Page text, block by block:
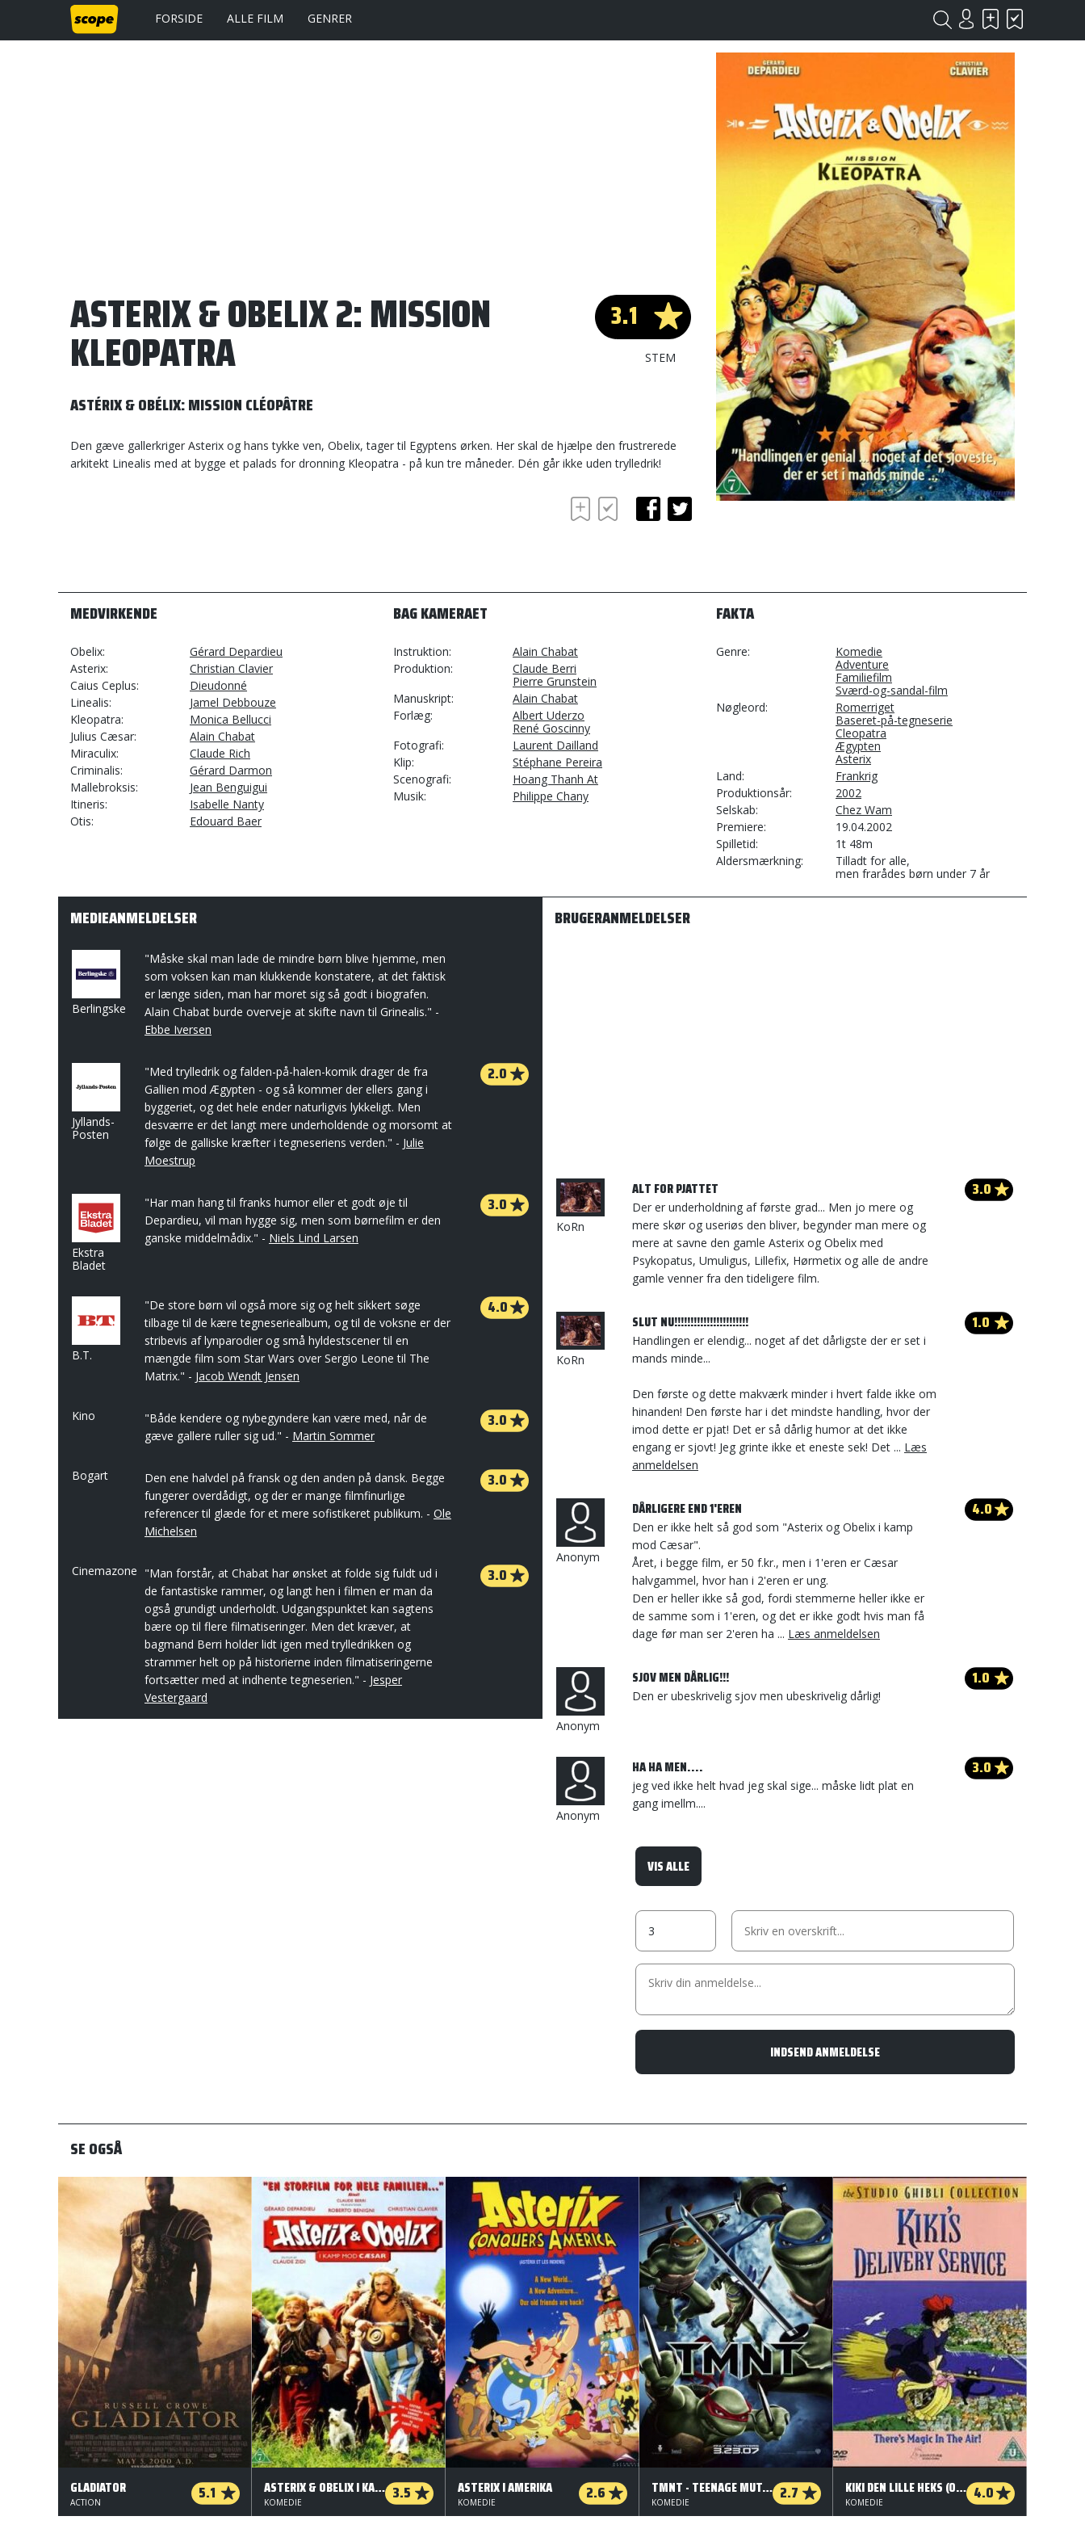
FORSIDE ALLE FILM GENRER
3.1
STEM
ASTERIX & OBELIX 2: MISSION
KLEOPATRA
ASTÉRIX & OBÉLIX: MISSION CLÉOPÂTRE
Den gæve gallerkriger Asterix og hans tykke ven, Obelix, tager til Egyptens ørken. Her skal de hjælpe den frustrerede
arkitekt Linealis med at bygge et palads for dronning Kleopatra - på kun tre måneder. Dén går ikke uden trylledrik!
MEDVIRKENDE
Obelix
Gérard Depardieu
Asterix
Christian Clavier
Caius Ceplus
Dieudonné
Linealis
Jamel Debbouze
Kleopatra
Monica Bellucci
Julius Cæsar
Alain Chabat
Miraculix
Claude Rich
Criminalis
Gérard Darmon
Mallebroksis
Jean Benguigui
Itineris
Isabelle Nanty
Otis
Edouard Baer
BAG KAMERAET
Instruktion
Alain Chabat
Produktion
Claude Berri
Pierre Grunstein
Manuskript
Alain Chabat
Forlæg
Albert Uderzo
René Goscinny
Fotografi
Laurent Dailland
Klip
Stéphane Pereira
Scenografi
Hoang Thanh At
Musik
Philippe Chany
FAKTA
Genre
Komedie
Adventure
Familiefilm
Sværd-og-sandal-film
Nøgleord
Romerriget
Baseret-på-tegneserie
Cleopatra
Ægypten
Asterix
Land
Frankrig
Produktionsår
2002
Selskab
Chez Wam
Premiere
19.04.2002
Spilletid
1t 48m
Aldersmærkning
Tilladt for alle,
men frarådes børn under 7 år
MEDIEANMELDELSER
Berlingske
"Måske skal man lade de mindre børn blive hjemme, men
som voksen kan man klukkende konstatere, at det faktisk
er længe siden, man har moret sig så godt i biografen.
Alain Chabat burde overveje at skifte navn til Grinealis." -
Ebbe Iversen
Jyllands-
Posten
"Med trylledrik og falden-på-halen-komik drager de fra
Gallien mod Ægypten - og så kommer der ellers gang i
byggeriet, og det hele ender naturligvis lykkeligt. Men
desværre er det langt mere underholdende og morsomt at
følge de galliske kræfter i tegneseriens verden." - Julie
Moestrup
2.0
Ekstra
Bladet
"Har man hang til franks humor eller et godt øje til
Depardieu, vil man hygge sig, men som børnefilm er den
ganske middelmådix." - Niels Lind Larsen
3.0
B.T.
"De store børn vil også more sig og helt sikkert søge
tilbage til de kære tegneseriealbum, og til de voksne er der
stribevis af lynparodier og små hyldestscener til en
mængde film som Star Wars over Sergio Leone til The
Matrix." - Jacob Wendt Jensen
4.0
Kino
"Både kendere og nybegyndere kan være med, når de
gæve gallere ruller sig ud." - Martin Sommer
3.0
Bogart
Den ene halvdel på fransk og den anden på dansk. Begge
fungerer overdådigt, og der er mange filmfinurlige
referencer til glæde for et mere sofistikeret publikum. - Ole
Michelsen
3.0
Cinemazone "Man forstår, at Chabat har ønsket at folde sig fuldt ud i
de fantastiske rammer, og langt hen i filmen er man da
også grundigt underholdt. Udgangspunktet kan sagtens
bære op til flere filmatiseringer. Men det kræver, at
bagmand Berri holder lidt igen med trylledrikken og
strammer helt op på historierne inden filmatiseringerne
fortsætter med at indhente tegneserien." - Jesper
Vestergaard
3.0
BRUGERANMELDELSER
KoRn
ALT FOR PJATTET
Der er underholdning af første grad... Men jo mere og
mere skør og useriøs den bliver, begynder man mere og
mere at savne den gamle Asterix og Obelix med
Psykopatus, Umuligus, Lillefix, Hørmetix og alle de andre
gamle venner fra den tideligere film.
3.0
KoRn
SLUT NU!!!!!!!!!!!!!!!!!!!!!!!
Handlingen er elendig... noget af det dårligste der er set i
mands minde...
Den første og dette makværk minder i hvert falde ikke om
hinanden! Den første har i det mindste handling, hvor der
imod dette er pjat! Det er så dårlig humor at det ikke
engang er sjovt! Jeg grinte ikke et eneste sek! Det ... Læs
anmeldelsen
1.0
Anonym
DÅRLIGERE END 1'EREN
Den er ikke helt så god som "Asterix og Obelix i kamp
mod Cæsar".
Året, i begge film, er 50 f.kr., men i 1'eren er Cæsar
halvgammel, hvor han i 2'eren er ung.
Den er heller ikke så god, fordi stemmerne heller ikke er
de samme som i 1'eren, og det er ikke godt hvis man få
dage før man ser 2'eren ha ... Læs anmeldelsen
4.0
Anonym
SJOV MEN DÅRLIG!!!
Den er ubeskrivelig sjov men ubeskrivelig dårlig!
1.0
Anonym
HA HA MEN....
jeg ved ikke helt hvad jeg skal sige... måske lidt plat en
gang imellm....
3.0
VIS ALLE
SE OGSÅ
GLADIATOR 5.1
ACTION
ASTERIX & OBELIX I KAMP MOD CÆSAR 3.5
KOMEDIE
ASTERIX I AMERIKA 2.6
KOMEDIE
TMNT - TEENAGE MUTANT NINJA TURTLES 2.7
KOMEDIE
KIKI DEN LILLE HEKS (ORG. VERSION) 4.0
KOMEDIE